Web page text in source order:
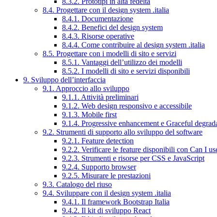
8.4. Progettare con il design system .italia
8.4.1. Documentazione
8.4.2. Benefici del design system
8.4.3. Risorse operative
8.4.4. Come contribuire al design system .italia
8.5. Progettare con i modelli di sito e servizi
8.5.1. Vantaggi dell’utilizzo dei modelli
8.5.2. I modelli di sito e servizi disponibili
9. Sviluppo dell’interfaccia
9.1. Approccio allo sviluppo
9.1.1. Attività preliminari
9.1.2. Web design responsivo e accessibile
9.1.3. Mobile first
9.1.4. Progressive enhancement e Graceful
9.2. Strumenti di supporto allo sviluppo del software
9.2.1. Feature detection
9.2.2. Verificare le feature disponibili con Can I
9.2.3. Strumenti e risorse per CSS e JavaScript
9.2.4. Supporto browser
9.2.5. Misurare le prestazioni
9.3. Catalogo del riuso
9.4. Sviluppare con il design system .italia
9.4.1. Il framework Bootstrap Italia
9.4.2. Il kit di sviluppo React